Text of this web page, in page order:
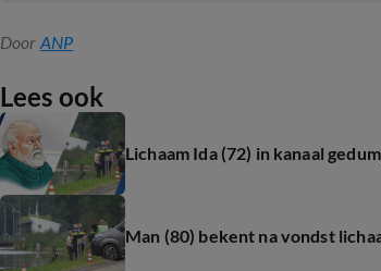
Door ANP
Lees ook
Lichaam Ida (72) in kanaal
Man (80) bekent na vondst